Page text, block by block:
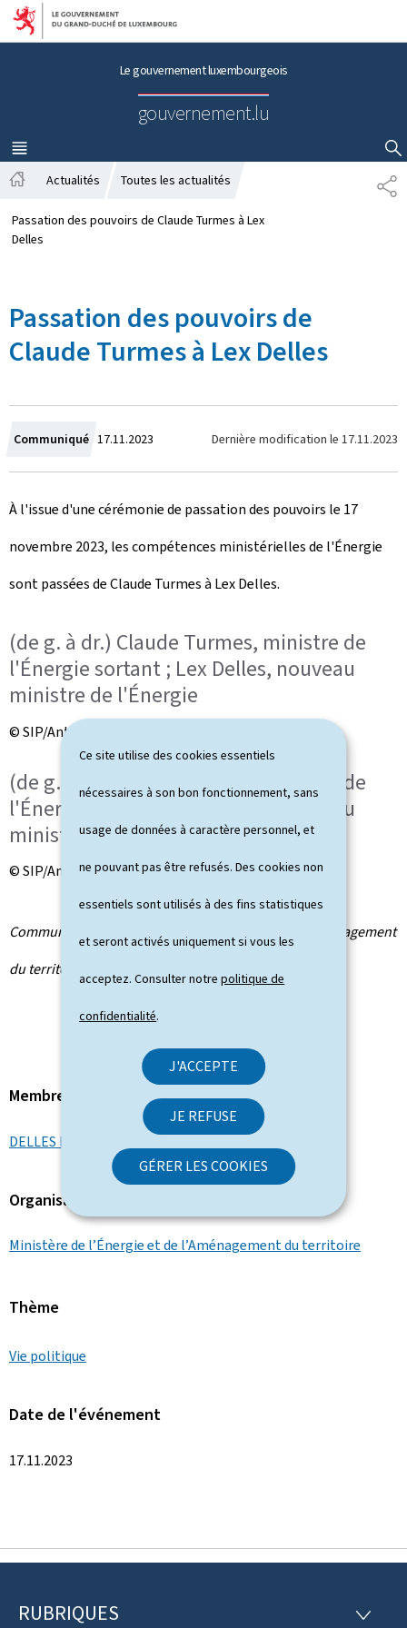
Ce site utilise des cookies essentiels
nécessaires à son bon fonctionnement, sans
usage de données à caractère personnel, et
ne pouvant pas être refusés. Des cookies non
essentiels sont utilisés à des fins statistiques
et seront activés uniquement si vous les
acceptez. Consulter notrepolitique de
confidentialité.
J'ACCEPTE
JE REFUSE
GÉRER LES COOKIES
Aller au menu principal
Aller au contenu
Le gouvernement luxembourgeois
gouvernement.lu
MENU
PRINCIPAL
AFFICHER / MASQUER LA RECHERCHE
P
A
c
c
l
Actualités Toutes les actualités
Passation des pouvoirs de Claude Turmes à Lex
Delles
Passation des pouvoirs de
Claude Turmes à Lex Delles
Communiqué C
r
é
e
l
17.11.2023 Dernière modification le 17.11.2023
À l'issue d'une cérémonie de passation des pouvoirs le 17
novembre 2023, les compétences ministérielles de l'Énergie
sont passées de Claude Turmes à Lex Delles.
(de g. à dr.) Claude Turmes, ministre de
l'Énergie sortant ; Lex Delles, nouveau
ministre de l'Énergie
© SIP/Anthony Dehez
(de g. à dr.) Claude Turmes, ministre de
l'Énergie sortant ; Lex Delles, nouveau
ministre de l'Énergie
© SIP/Anthony Dehez
Communiqué par le ministère de l'Énergie et de l'Aménagement
du territoire
Membre du gouvernement
DELLES Lex
Organisation
Ministère de l’Énergie et de l’Aménagement du territoire
Thème
Vie politique
Date de l'événement
17.11.2023
P
RUBRIQUES
R